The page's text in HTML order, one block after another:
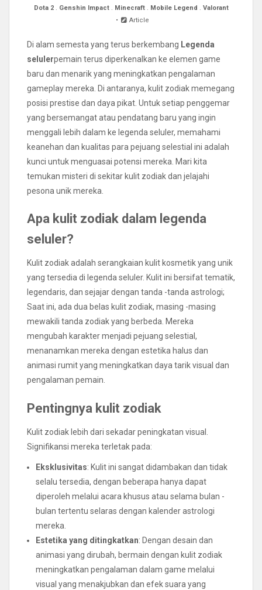
Dota 2. Genshin Impact. Minecraft. Mobile Legend . Valorant
Article
Di alam semesta yang terus berkembang Legenda
selulerpemain terus diperkenalkan ke elemen game
baru dan menarik yang meningkatkan pengalaman
gameplay mereka. Di antaranya, kulit zodiak memegang
posisi prestise dan daya pikat. Untuk setiap penggemar
yang bersemangat atau pendatang baru yang ingin
menggali lebih dalam ke legenda seluler, memahami
keanehan dan kualitas para pejuang selestial ini adalah
kunci untuk menguasai potensi mereka. Mari kita
temukan misteri di sekitar kulit zodiak dan jelajahi
pesona unik mereka.
Apa kulit zodiak dalam legenda
seluler?
Kulit zodiak adalah serangkaian kulit kosmetik yang unik
yang tersedia di legenda seluler. Kulit ini bersifat tematik,
legendaris, dan sejajar dengan tanda -tanda astrologi;
Saat ini, ada dua belas kulit zodiak, masing -masing
mewakili tanda zodiak yang berbeda. Mereka
mengubah karakter menjadi pejuang selestial,
menanamkan mereka dengan estetika halus dan
animasi rumit yang meningkatkan daya tarik visual dan
pengalaman pemain.
Pentingnya kulit zodiak
Kulit zodiak lebih dari sekadar peningkatan visual.
Signifikansi mereka terletak pada:
Eksklusivitas: Kulit ini sangat didambakan dan tidak
selalu tersedia, dengan beberapa hanya dapat
diperoleh melalui acara khusus atau selama bulan -
bulan tertentu selaras dengan kalender astrologi
mereka.
Estetika yang ditingkatkan: Dengan desain dan
animasi yang dirubah, bermain dengan kulit zodiak
meningkatkan pengalaman dalam game melalui
visual yang menakjubkan dan efek suara yang